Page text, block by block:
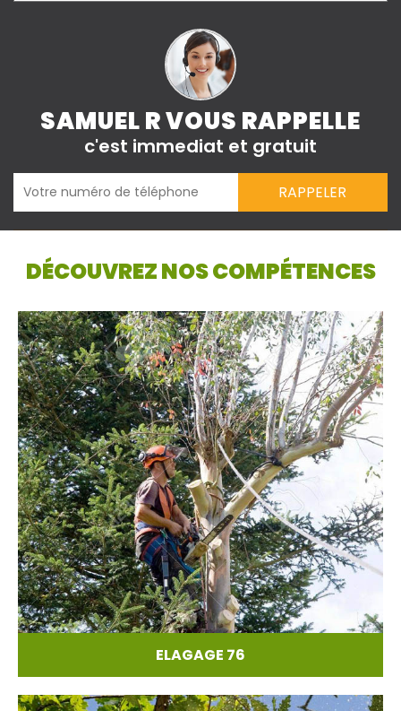
SAMUEL R VOUS RAPPELLE
c'est immediat et gratuit
DÉCOUVREZ NOS COMPÉTENCES
ELAGAGE 76